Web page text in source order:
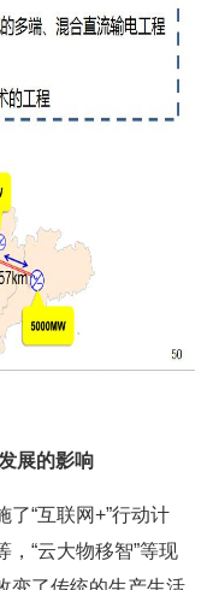
展的影响
“互联网+”行动计
“云大物移智”等现